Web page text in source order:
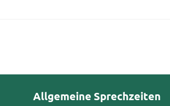
Allgemeine Sprechzeiten